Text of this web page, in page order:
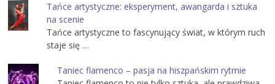
Tańce artystyczne: eksperyment, awangarda i sztuka
na scenie
Tańce artystyczne to fascynujący świat, w którym ruch
staje się …
Taniec flamenco – pasja na hiszpańskim rytmie